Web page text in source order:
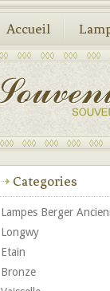
Accueil
Categories
Lampes Berger
Longwy
Etain
Bronze